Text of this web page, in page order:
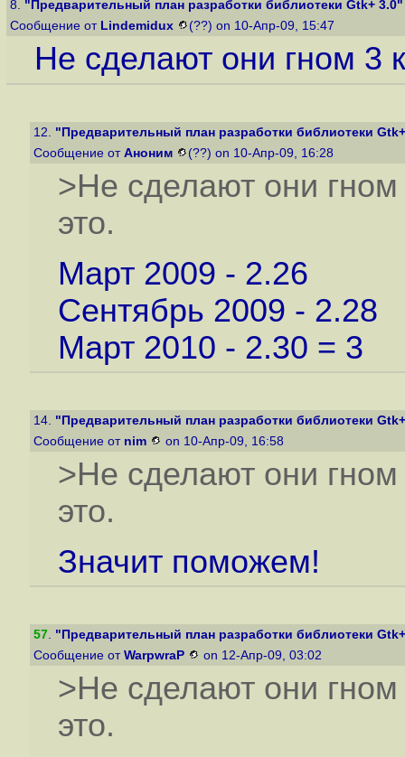
8. "Предварительный план разработки библиотеки Gtk+ 3.0"
Сообщение от Lindemidux (??) on 10-Апр-09, 15:47
Не сделают они гном 3
12. "Предварительный план разработки библиотеки
Сообщение от Аноним (??) on 10-Апр-09, 16:28
>Не сделают они
это.
Март 2009 - 2.26
Сентябрь 2009 - 2.28
Март 2010 - 2.30 = 3
14. "Предварительный план разработки библиотеки
Сообщение от nim on 10-Апр-09, 16:58
>Не сделают они
это.
Значит поможем!
57. "Предварительный план разработки библиотеки
Сообщение от WarpwraP on 12-Апр-09, 03:02
>Не сделают они
это.